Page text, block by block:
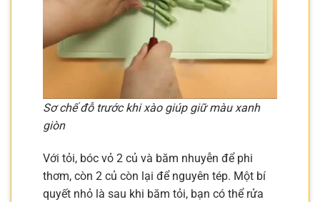
Sơ chế đỗ trước khi xào giúp giữ màu xanh
giòn
Với tỏi, bóc vỏ 2 củ và băm nhuyễn để phi
thơm, còn 2 củ còn lại để nguyên tép. Một bí
quyết nhỏ là sau khi băm tỏi, bạn có thể rửa